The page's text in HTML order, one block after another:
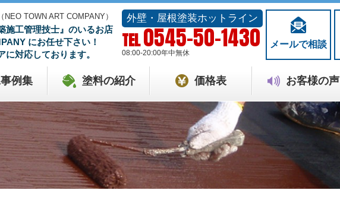
TOWN ART COMPANY）
施工管理技士』のいるお店
にお任せ下さい！
対応しております。
外壁・屋根塗装ホットライン
TEL0545-50-1430
08:00-20:00年中無休
メールで相談
例集 塗料の紹介 価格表 お客様の声